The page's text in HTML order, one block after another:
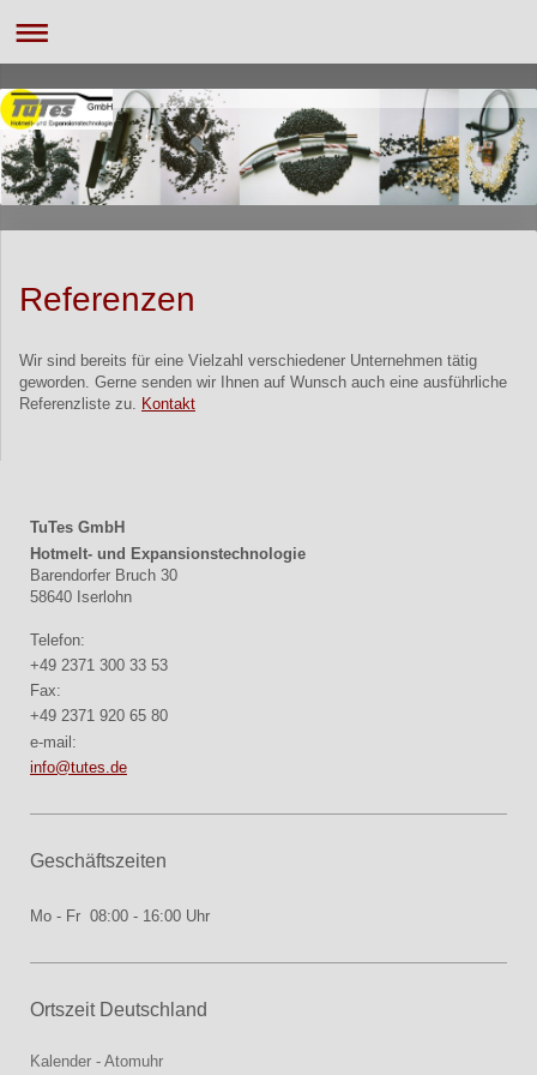
Referenzen
Wir sind bereits für eine Vielzahl verschiedener Unternehmen tätig
geworden. Gerne senden wir Ihnen auf Wunsch auch eine ausführliche
Referenzliste zu. Kontakt
TuTes GmbH
Hotmelt- und Expansionstechnologie
Barendorfer Bruch 30
58640 Iserlohn
Telefon:
+49 2371 300 33 53
Fax:
+49 2371 920 65 80
e-mail:
info@tutes.de
Geschäftszeiten
Mo - Fr 08:00 - 16:00 Uhr
Ortszeit Deutschland
Kalender - Atomuhr